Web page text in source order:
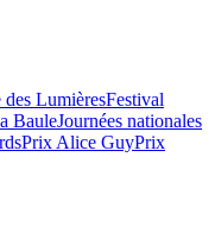
des LumièresFestival
BauleJournées nationales
Prix Alice GuyPrix